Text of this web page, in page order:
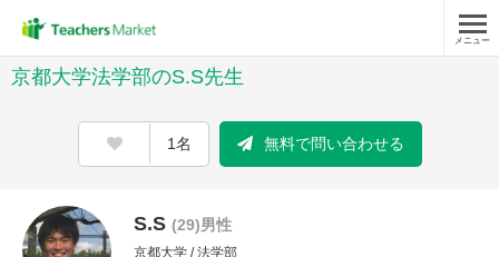
メニュー
京都大学法学部のS.S先生
1名 無料で問い合わせる
S.S (29)男性
京都大学 / 法学部